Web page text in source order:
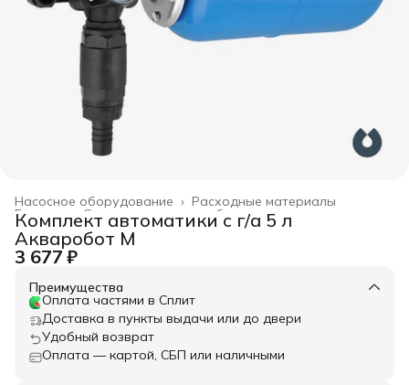
Расходные материалы
Насосное оборудование ›
Садовая техника и оборудование
Главная
Комплект автоматики с г/а 5 л
Акваробот М
3 677 ₽
Преимущества
Оплата частями в Сплит
Доставка в пункты выдачи или до двери
Удобный возврат
Оплата — картой, СБП или наличными